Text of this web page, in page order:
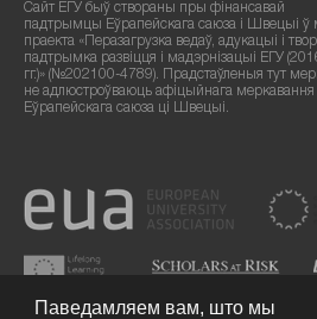
Сайт ЕГУ быў створаны пры фінансавай
падтрымцы Еўрапейскага саюза і Швецыі ў
праекта «Перазагрузка ведаў, адукацыі і
падтрымка развіцця і мадэрнізацыі ЕГУ
гг.)» (№202100-4789). Прадстаўленыя тут
не адлюстроўваюць афіцыйнага меркавання
Еўрапейскага саюза ці Швецыі.
Паведамляем вам, што мы